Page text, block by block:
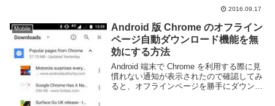
2016.09.17
Mobile
Android 版 Chrome のオフライン
ページ自動ダウンロード機能を無
効にする方法
Android 端末で Chrome を利用する際に見
慣れない通知が表示されたので確認してみ
ると、オフラインページを勝手にダウンロ